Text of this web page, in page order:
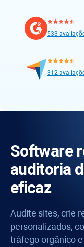
533
312
Software
auditoria
eficaz
Audite sites, crie
personalizados,
tráfego orgânico